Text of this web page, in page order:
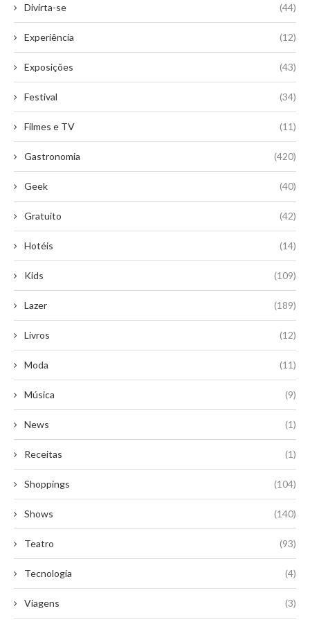
Divirta-se (44)
Experiência (12)
Exposições (43)
Festival (34)
Filmes e TV (11)
Gastronomia (420)
Geek (40)
Gratuito (42)
Hotéis (14)
Kids (109)
Lazer (189)
Livros (12)
Moda (11)
Música (9)
News (1)
Receitas (1)
Shoppings (104)
Shows (140)
Teatro (93)
Tecnologia (4)
Viagens (3)